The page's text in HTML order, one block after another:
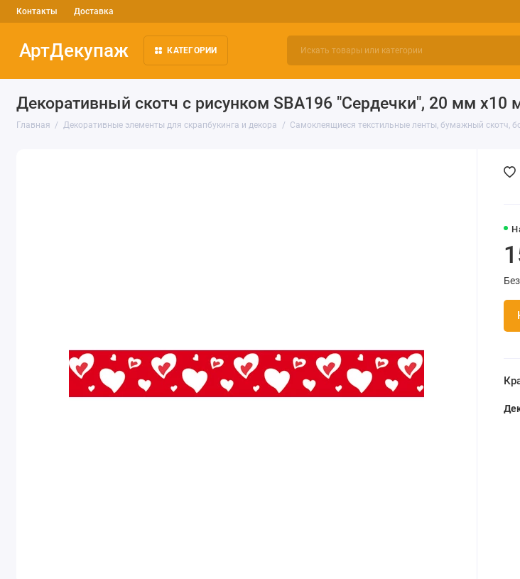
Контакты Доставка
АртДекупаж КАТЕГОРИИ
Декоративный скотч с рисунком SBA196 "Сердечки", 20 мм х10
Главная Декоративные элементы для скрапбукинга и декора Самоклеящиеся текстильные ленты, бумажный скотч,